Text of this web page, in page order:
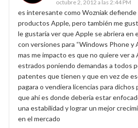
octubre 2, 2012 a las 2:44 PM
es interesante como Wozniak defiende
productos Apple, pero también me
le gustaría ver que Apple se abriera en
con versiones para “Windows Phone y
mas me impacto es que no quiere ver a
estrados poniendo demandas a todos
patentes que tienen y que en vez de
pagara o vendiera licencias para
que ahí es donde debería estar
una estabilidad y lograr un mejor
en el mercado